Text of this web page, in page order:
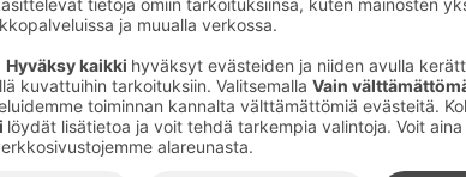
Barone Montalto Organic Rosso
tummanpunainen, keskitäyteläinen,
kirsikkaa
sopii punaiselle lihalle, burgereille, pizzalle,